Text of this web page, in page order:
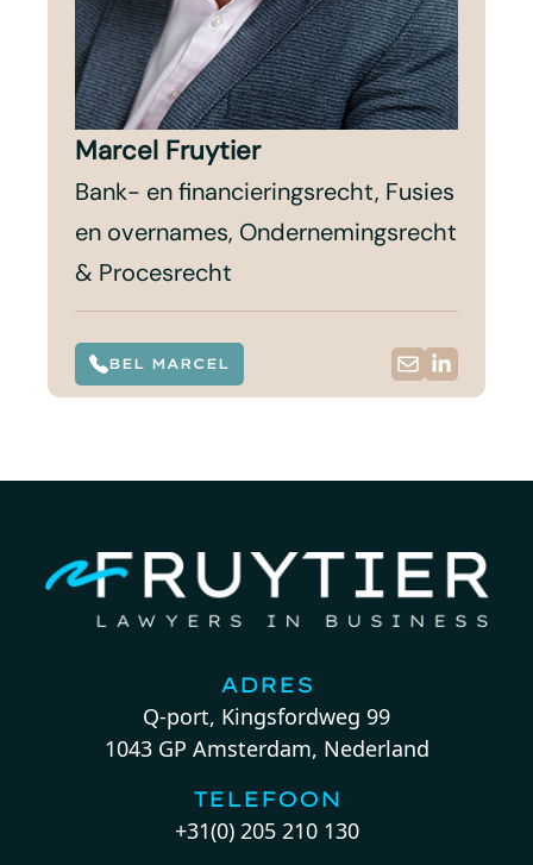
Marcel Fruytier
Bank- en financieringsrecht, Fusies
en overnames, Ondernemingsrecht
& Procesrecht
BEL MARCEL
ADRES
Q-port, Kingsfordweg 99
1043 GP Amsterdam, Nederland
TELEFOON
+31(0) 205 210 130